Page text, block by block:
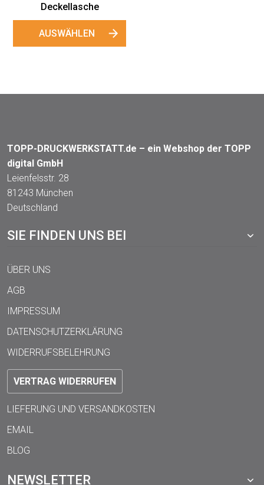
Deckellasche
AUSWÄHLEN
TOPP-DRUCKWERKSTATT.de – ein Webshop der TOPP
digital GmbH
Leienfelsstr. 28
81243 München
Deutschland
SIE FINDEN UNS BEI
ÜBER UNS
AGB
IMPRESSUM
DATENSCHUTZERKLÄRUNG
WIDERRUFSBELEHRUNG
VERTRAG WIDERRUFEN
LIEFERUNG UND VERSANDKOSTEN
EMAIL
BLOG
NEWSLETTER